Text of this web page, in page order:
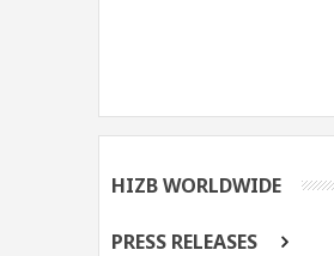
HIZB WORLDWIDE
PRESS RELEASES